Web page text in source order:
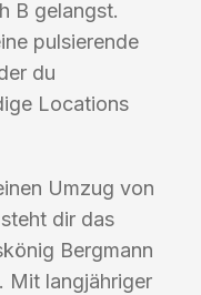
B gelangst.
pulsierende
du
Locations
Umzug von
dir das
Bergmann
Mit langjähriger